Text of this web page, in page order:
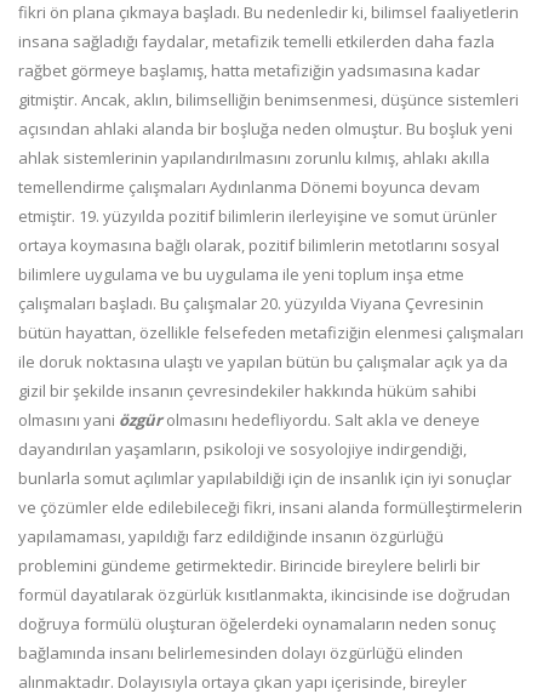
fikri ön plana çıkmaya başladı. Bu nedenledir ki, bilimsel faaliyetlerin
insana sağladığı faydalar, metafizik temelli etkilerden daha fazla
rağbet görmeye başlamış, hatta metafiziğin yadsımasına kadar
gitmiştir. Ancak, aklın, bilimselliğin benimsenmesi, düşünce sistemleri
açısından ahlaki alanda bir boşluğa neden olmuştur. Bu boşluk yeni
ahlak sistemlerinin yapılandırılmasını zorunlu kılmış, ahlakı akılla
temellendirme çalışmaları Aydınlanma Dönemi boyunca devam
etmiştir. 19. yüzyılda pozitif bilimlerin ilerleyişine ve somut ürünler
ortaya koymasına bağlı olarak, pozitif bilimlerin metotlarını sosyal
bilimlere uygulama ve bu uygulama ile yeni toplum inşa etme
çalışmaları başladı. Bu çalışmalar 20. yüzyılda Viyana Çevresinin
bütün hayattan, özellikle felsefeden metafiziğin elenmesi çalışmaları
ile doruk noktasına ulaştı ve yapılan bütün bu çalışmalar açık ya da
gizil bir şekilde insanın çevresindekiler hakkında hüküm sahibi
olmasını yani özgürolmasını hedefliyordu. Salt akla ve deneye
dayandırılan yaşamların, psikoloji ve sosyolojiye indirgendiği,
bunlarla somut açılımlar yapılabildiği için de insanlık için iyi sonuçlar
ve çözümler elde edilebileceği fikri, insani alanda formülleştirmelerin
yapılamaması, yapıldığı farz edildiğinde insanın özgürlüğü
problemini gündeme getirmektedir. Birincide bireylere belirli bir
formül dayatılarak özgürlük kısıtlanmakta, ikincisinde ise doğrudan
doğruya formülü oluşturan öğelerdeki oynamaların neden sonuç
bağlamında insanı belirlemesinden dolayı özgürlüğü elinden
alınmaktadır. Dolayısıyla ortaya çıkan yapı içerisinde, bireyler